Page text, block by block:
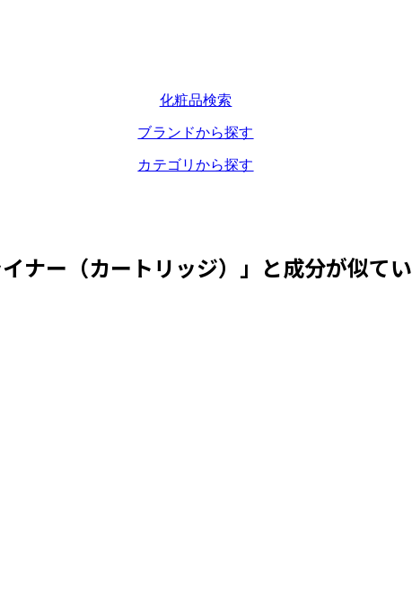
化粧品検索
ブランドから探す
カテゴリから探す
ナー（カートリッジ） 」と成分が似て